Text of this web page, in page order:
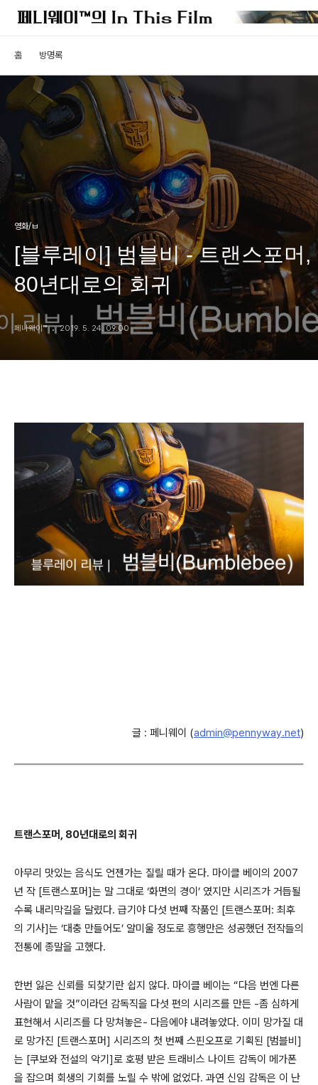
홈 방명록
영화/ㅂ
[블루레이] 범블비 - 트랜스포머,
80년대로의 회귀
페니웨이™ 2019. 5. 24. 09:00
글 : 페니웨이 (admin@pennyway.net)
트랜스포머, 80년대로의 회귀
아무리 맛있는 음식도 언젠가는 질릴 때가 온다. 마이클 베이의 2007
년 작 [트랜스포머]는 말 그대로 ‘화면의 경이’ 였지만 시리즈가 거듭될
수록 내리막길을 달렸다. 급기야 다섯 번째 작품인 [트랜스포머: 최후
의 기사]는 ‘대충 만들어도’ 얄미울 정도로 흥행만은 성공했던 전작들의
전통에 종말을 고했다.
한번 잃은 신뢰를 되찾기란 쉽지 않다. 마이클 베이는 “다음 번엔 다른
사람이 맡을 것”이라던 감독직을 다섯 편의 시리즈를 만든 -좀 심하게
표현해서 시리즈를 다 망쳐놓은- 다음에야 내려놓았다. 이미 망가질 대
로 망가진 [트랜스포머] 시리즈의 첫 번째 스핀오프로 기획된 [범블비]
는 [쿠보와 전설의 악기]로 호평 받은 트래비스 나이트 감독이 메가폰
을 잡으며 회생의 기회를 노릴 수 밖에 없었다. 과연 신임 감독은 이 난